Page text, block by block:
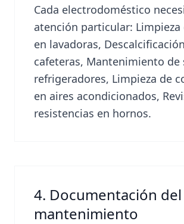
Cada electrodoméstico
atención particular:
en lavadoras,
cafeteras, Mantenimiento de
refrigeradores, Limpieza de
en aires acondicionados,
resistencias en hornos.
4. Documentación del
mantenimiento